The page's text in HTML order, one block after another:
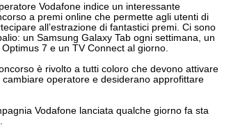
Vodafone indice un interessante
a premi online che permette agli utenti di
all’estrazione di fantastici premi. Ci sono
un Samsung Galaxy Tab ogni settimana, un
Optimus 7 e un TV Connect al giorno.
è rivolto a tutti coloro che devono attivare
operatore e desiderano approfittare
Vodafone lanciata qualche giorno fa sta